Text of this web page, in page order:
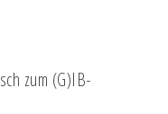
zum (G)IB-